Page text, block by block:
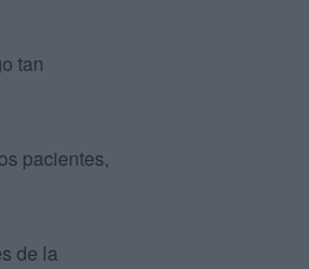
tan
pacientes,
de la